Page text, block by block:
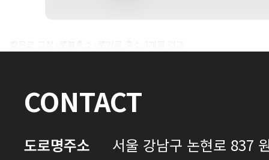
전후사진 전체 내용은
짧은코 교정+콧볼축소+콧망울 축소 3개월 경과
CONTACT
도로명주소
서울 강남구 논현로 837